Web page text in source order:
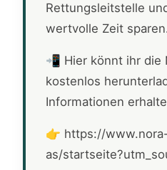
Rettungsleitstelle
wertvolle Zeit
📲 Hier könnt ihr die
kostenlos
Informationen
👉 https://
as/